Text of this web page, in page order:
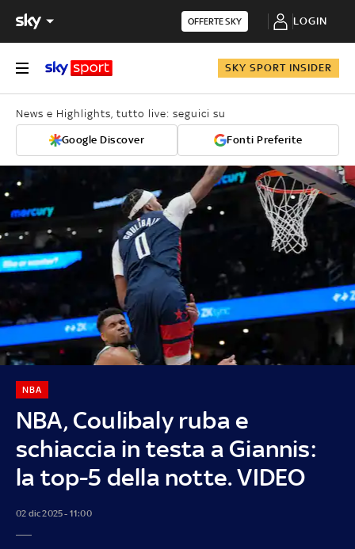
OFFERTE SKY LOGIN
SKY SPORT INSIDER
News e Highlights, tutto live: seguici su
Google Discover Fonti Preferite
NBA, Coulibaly ruba e
schiaccia in testa a Giannis:
la top-5 della notte. VIDEO
NBA
02 dic 2025 - 11:00